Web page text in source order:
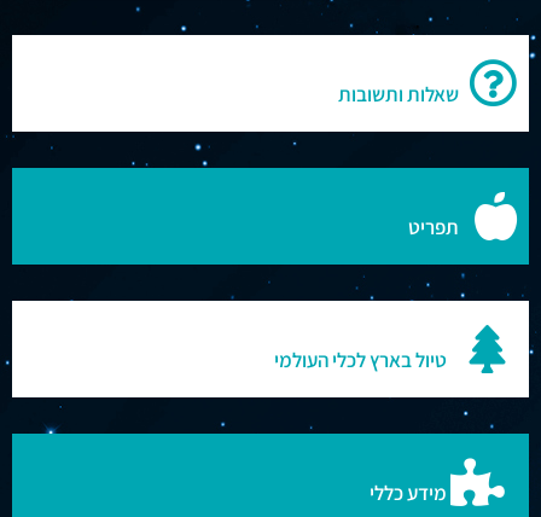
שאלות ותשובות
תפריט
טיול בארץ לכלי העולמי
מידע כללי